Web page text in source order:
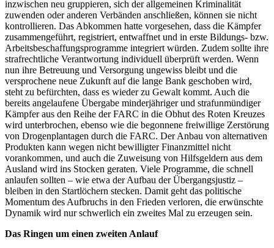
inzwischen neu gruppieren, sich der allgemeinen Kriminalität
zuwenden oder anderen Verbänden anschließen, können sie nicht
kontrollieren. Das Abkommen hatte vorgesehen, dass die Kämpfer
zusammengeführt, registriert, entwaffnet und in erste Bildungs- bzw.
Arbeitsbeschaffungsprogramme integriert würden. Zudem sollte ihre
strafrechtliche Verantwortung individuell überprüft werden. Wenn
nun ihre Betreuung und Versorgung ungewiss bleibt und die
versprochene neue Zukunft auf die lange Bank geschoben wird,
steht zu befürchten, dass es wieder zu Gewalt kommt. Auch die
bereits angelaufene Übergabe minderjähriger und strafunmündiger
Kämpfer aus den Reihe der FARC in die Obhut des Roten Kreuzes
wird unterbrochen, ebenso wie die begonnene freiwillige Zerstörung
von Drogenplantagen durch die FARC. Der Anbau von alternativen
Produkten kann wegen nicht bewilligter Finanzmittel nicht
vorankommen, und auch die Zuweisung von Hilfsgeldern aus dem
Ausland wird ins Stocken geraten. Viele Programme, die schnell
anlaufen sollten – wie etwa der Aufbau der Übergangsjustiz –
bleiben in den Startlöchern stecken. Damit geht das politische
Momentum des Aufbruchs in den Frieden verloren, die erwünschte
Dynamik wird nur schwerlich ein zweites Mal zu erzeugen sein.
Das Ringen um einen zweiten Anlauf